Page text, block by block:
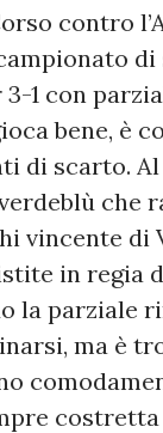
contro
1 con
bene, è
di scarto.
che
vincente di
in regia
la parziale
ma è